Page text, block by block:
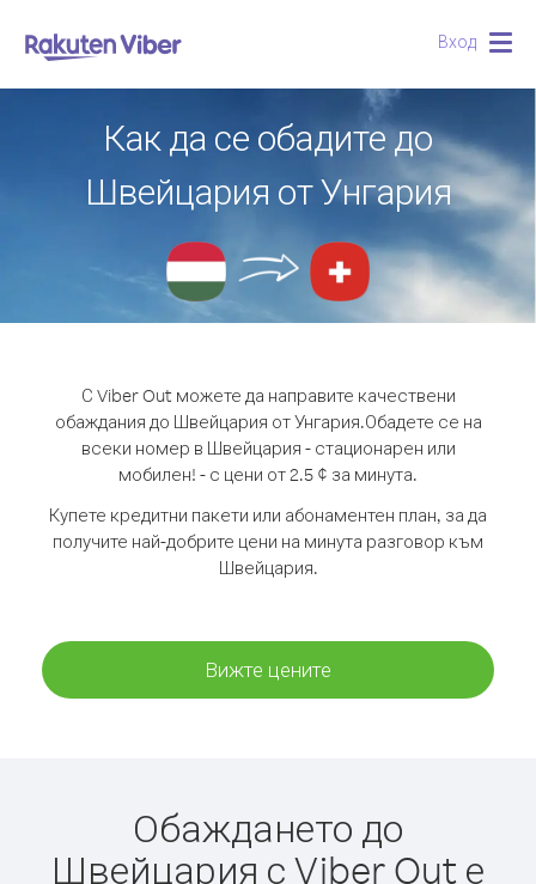
Вход
Как да се обадите до
Швейцария от Унгария
С Viber Out можете да направите качествени
обаждания до Швейцария от Унгария.Обадете се на
всеки номер в Швейцария - стационарен или
мобилен! - с цени от 2.5 ¢ за минута.
Купете кредитни пакети или абонаментен план, за да
получите най-добрите цени на минута разговор към
Швейцария.
Вижте цените
Обаждането до
Швейцария с Viber Out е